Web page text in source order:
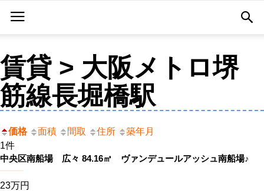
賃貸 > 大阪メトロ堺
筋線長堀橋駅
価格 面積 間取 住所
築年月
1件
中央区南船場 広々 84.16㎡ ヴァンデュールアッシュ南船場♪
23万円